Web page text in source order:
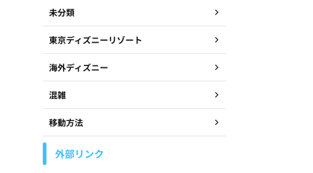
未分類
東京ディズニーリゾート
海外ディズニー
混雑
移動方法
外部リンク